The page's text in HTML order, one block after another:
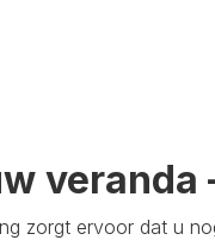
zorgt ervoor dat u